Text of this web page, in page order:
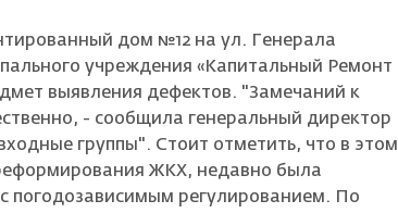
дом №12 на ул. Генерала
учреждения «Капитальный Ремонт
выявления дефектов. "Замечаний к
- сообщила генеральный директор
группы". Стоит отметить, что в этом
ЖКХ, недавно была
погодозависимым регулированием. По